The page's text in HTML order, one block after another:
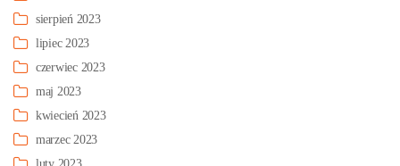
sierpień 2023
lipiec 2023
czerwiec 2023
maj 2023
kwiecień 2023
marzec 2023